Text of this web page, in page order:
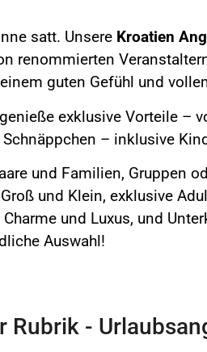
satt. Unsere Kroatien
renommierten
guten Gefühl und
exklusive Vorteile –
– inklusive
und Familien, Gruppen
und Klein, exklusive
und Luxus, und
Auswahl!
-